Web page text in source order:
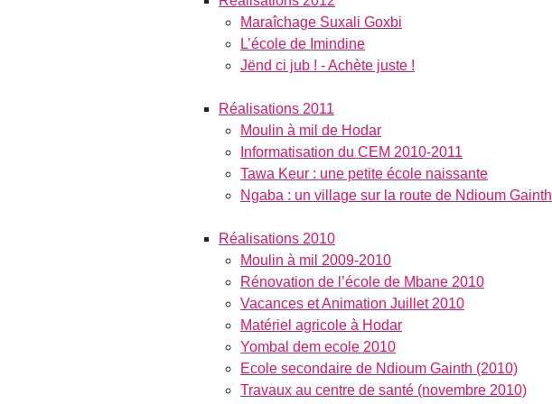
Maraîchage Suxali Goxbi
L’école de Imindine
Jënd ci jub ! - Achète juste !
Réalisations 2011
Moulin à mil de Hodar
Informatisation du CEM 2010-2011
Tawa Keur : une petite école naissante
Ngaba : un village sur la route de Ndioum Gainth
Réalisations 2010
Moulin à mil 2009-2010
Rénovation de l’école de Mbane 2010
Vacances et Animation Juillet 2010
Matériel agricole à Hodar
Yombal dem ecole 2010
Ecole secondaire de Ndioum Gainth (2010)
Travaux au centre de santé (novembre 2010)